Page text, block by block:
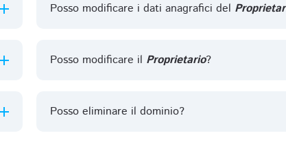
Posso modificare i dati anagrafici del
Posso modificare il Proprietario?
Posso eliminare il dominio?